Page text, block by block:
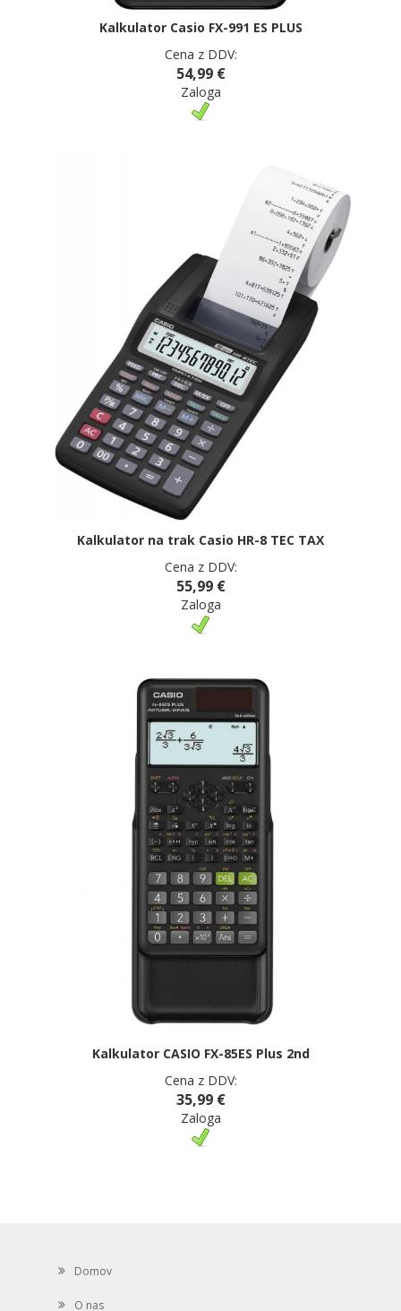
Kalkulator Casio FX-991 ES PLUS
Cena z DDV:
54,99 €
Zaloga
Kalkulator na trak Casio HR-8 TEC TAX
Cena z DDV:
55,99 €
Zaloga
Kalkulator CASIO FX-85ES Plus 2nd
Cena z DDV:
35,99 €
Zaloga
Domov
O nas